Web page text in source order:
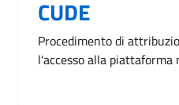
CUDE
Procedimento di
l'accesso alla piattaforma